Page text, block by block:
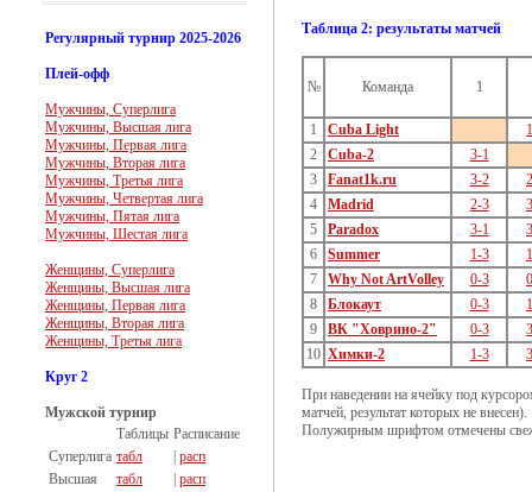
Регулярный турнир 2025-2026
Плей-офф
Мужчины, Суперлига
Мужчины, Высшая лига
Мужчины, Первая лига
Мужчины, Вторая лига
Мужчины, Третья лига
Мужчины, Четвертая лига
Мужчины, Пятая лига
Мужчины, Шестая лига
Женщины, Суперлига
Женщины, Высшая лига
Женщины, Первая лига
Женщины, Вторая лига
Женщины, Третья лига
Круг 2
Мужской турнир
Таблицы Расписание
Суперлига табл
расп
Высшая
табл
расп
Таблица 2: результаты матчей
№ Команда 1
1 Cuba Light
2
Cuba-2
3-1
3
Fanat1k.ru 3-2
4
Madrid 2-3
5
Paradox 3-1
6
Summer 1-3
7
Why Not ArtVolley 0-3
8
Блокаут 0-3
9
ВК "Ховрино-2" 0-3
10 Химки-2 1-3
При наведении на ячейку под
матчей, результат которых не внесен).
Полужирным шрифтом отмечены